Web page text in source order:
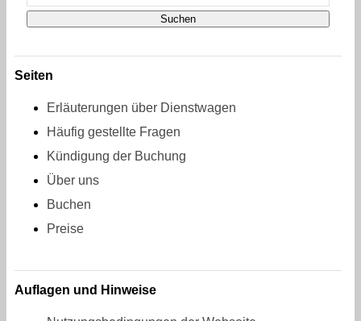
Seiten
Erläuterungen über Dienstwagen
Häufig gestellte Fragen
Kündigung der Buchung
Über uns
Buchen
Preise
Auflagen und Hinweise